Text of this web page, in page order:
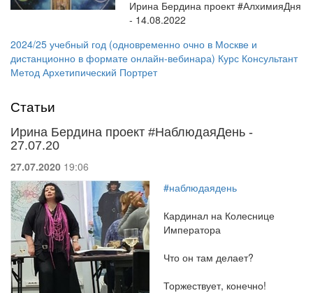
Ирина Бердина проект #АлхимияДня
- 14.08.2022
2024/25 учебный год (одновременно очно в Москве и
дистанционно в формате онлайн-вебинара) Курс Консультант
Метод Архетипический Портрет
Статьи
Ирина Бердина проект #НаблюдаяДень -
27.07.20
27.07.2020 19:06
#наблюдаядень
Кардинал на Колеснице
Императора
Что он там делает?
Торжествует, конечно!